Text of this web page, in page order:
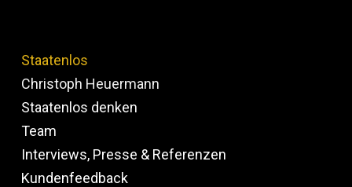
Staatenlos
Christoph Heuermann
Staatenlos denken
Team
Interviews, Presse & Referenzen
Kundenfeedback